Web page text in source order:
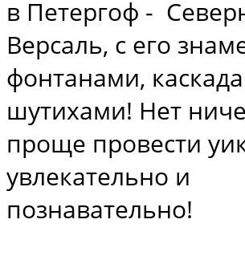
в Петергоф -
Версаль, с его
фонтанами,
шутихами! Нет
проще провести
увлекательно и
познавательно!